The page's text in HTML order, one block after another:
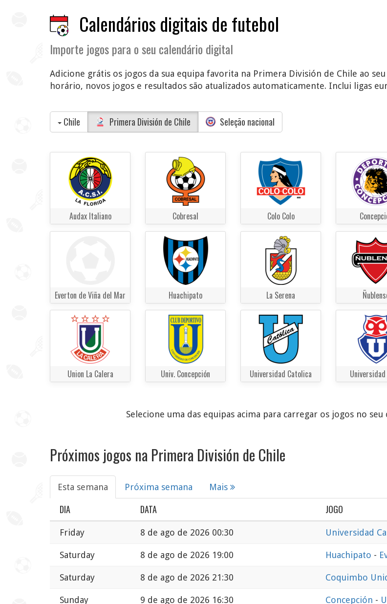
Calendários digitais de futebol
Importe jogos para o seu calendário digital
Adicione grátis os jogos da sua equipa favorita na Primera División de Chile ao
horário, novos jogos e resultados são atualizados automaticamente. Inclui ligas
Chile Primera División de Chile Seleção nacional
Audax Italiano Cobresal Colo Colo
Everton de Viña del Mar Huachipato La Serena
Union La Calera Univ. Concepción Universidad Catolica
Selecione uma das equipas acima para carregar os jogos no seu
Próximos jogos na Primera División de Chile
Esta semana Próxima semana Mais
DIA DATA JOGO
Friday 8 de ago de 2026 00:30 Universidad
Saturday 8 de ago de 2026 19:00 Huachipato -
Saturday 8 de ago de 2026 21:30 Coquimbo
Sunday 9 de ago de 2026 16:30 Concepción -